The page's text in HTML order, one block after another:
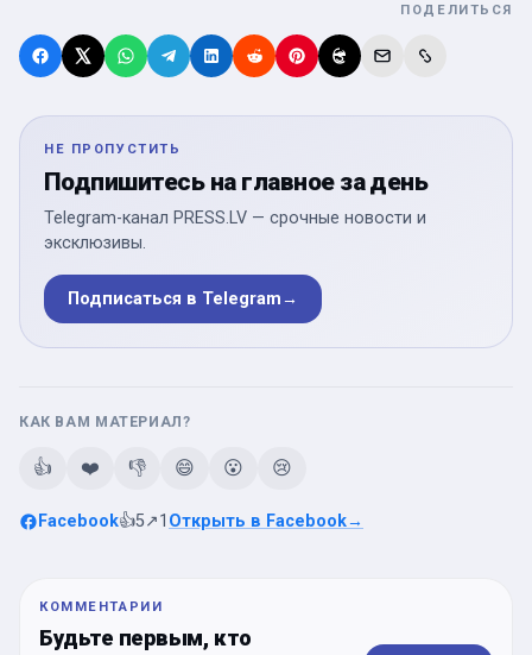
ПОДЕЛИТЬСЯ
НЕ ПРОПУСТИТЬ
Подпишитесь на главное за день
Telegram-канал PRESS.LV — срочные новости и
эксклюзивы.
Подписаться в Telegram→
КАК ВАМ МАТЕРИАЛ?
👍 ❤️ 👎 😄 😮 😢
Facebook👍5↗1 Открыть в Facebook→
КОММЕНТАРИИ
Будьте первым, кто